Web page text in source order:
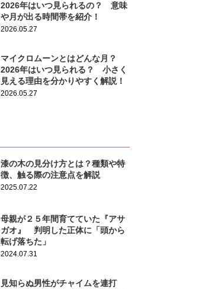
2026年はいつ見られるの？ 意味
や月が出る時間帯を紹介！
2026.05.27
マイクロムーンとはどんな月？
2026年はいつ見られる？ 小さく
見える理由を分かりやすく解説！
2026.05.27
漆の木の見分け方とは？種類や特
徴、触る際の注意点を解説
2025.07.22
母親が２５年間育てていた『アサ
ガオ』 判明した正体に「頭から
転げ落ちた」
2024.07.31
見知らぬ男性がチャイムを連打